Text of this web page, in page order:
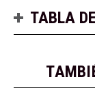
TABLA